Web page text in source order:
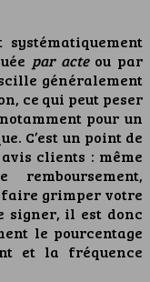
par acteou par
généralement
ce qui peut peser
pour un
C’est un point de
clients : même
faire grimper votre
signer, il est donc
le pourcentage
et la fréquence